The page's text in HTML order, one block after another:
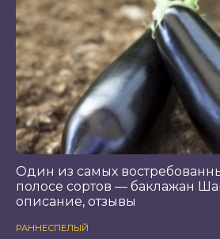
Один из самых
полосе сортов — баклажан
описание, отзывы
РАННЕСПЕЛЫЙ